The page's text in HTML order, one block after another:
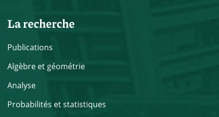
La recherche
Publications
Algèbre et géométrie
Analyse
Probabilités et statistiques